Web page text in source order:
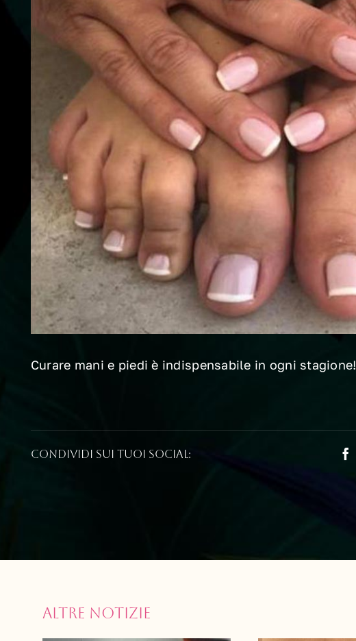
Curare mani e piedi è indispensabile in ogni stagione!
Condividi sui tuoi social:
Altre notizie